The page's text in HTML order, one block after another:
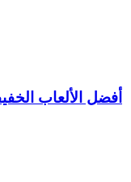
أفضل الألعاب